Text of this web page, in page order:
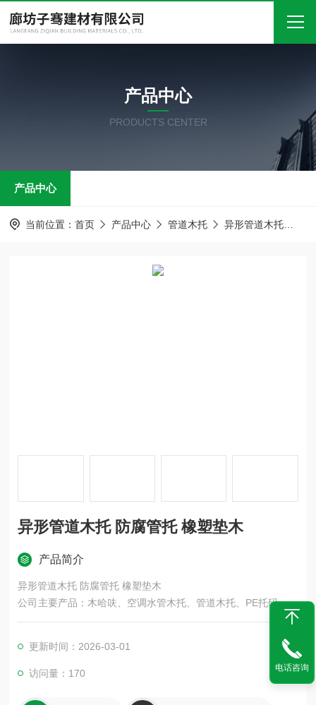
关于我们
产品中心
在线留言
产品中心
PRODUCTS CENTER
产品中心
当前位置： 首页 产品中心 管道木托 异形管道木托
异形管道木托 防腐管托 橡塑垫木
产品简介
异形管道木托 防腐管托 橡塑垫木
公司主要产品：木哈呋、空调水管木托、管道木托、PE托码、橡
塑保温管托、红松木管托、保冷管道支承块、管道支架木块、红
松木隔冷块、聚氨酯管托、硅酸钙管壳、泡沫玻璃管壳、耐高温
蛭石管托、设备垫木、木方、管夹、管卡、支座、管托等产品。
覆盖在机电、冶金、能源、石油化工、建筑、电力、船舶、纺
更新时间：2026-03-01
访问量：170 电话咨询